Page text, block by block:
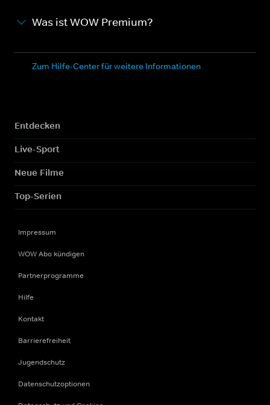
Was ist WOW Premium?
Zum Hilfe-Center für weitere Informationen
Entdecken
Live-Sport
Neue Filme
Top-Serien
Impressum
WOW Abo kündigen
Partnerprogramme
Hilfe
Kontakt
Barrierefreiheit
Jugendschutz
Datenschutzoptionen